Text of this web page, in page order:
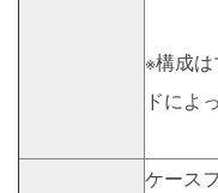
※構成
ドによ
ケース